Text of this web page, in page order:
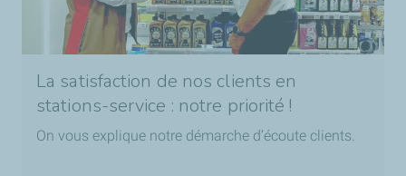
La satisfaction de nos clients en
stations-service : notre priorité !
On vous explique notre démarche d’écoute clients.